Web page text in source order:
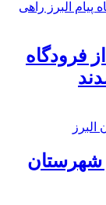
فرودگاه
شهرستان